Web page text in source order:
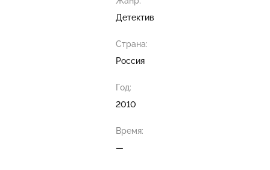
Детектив
Страна:
Россия
Год:
2010
Время:
—